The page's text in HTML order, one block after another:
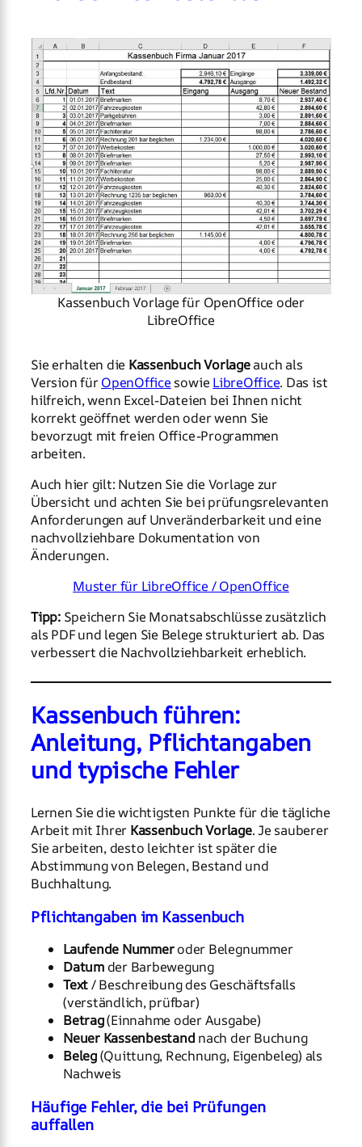
Kassenbuch Vorlage für OpenOffice oder
LibreOffice
Sie erhalten die Kassenbuch Vorlageauch als
Version fürOpenOffice sowie LibreOffice. Das ist
hilfreich, wenn Excel-Dateien bei Ihnen nicht
korrekt geöffnet werden oder wenn Sie
bevorzugt mit freien Office-Programmen
arbeiten.
Auch hier gilt: Nutzen Sie die Vorlage zur
Übersicht und achten Sie bei prüfungsrelevanten
Anforderungen auf Unveränderbarkeit und eine
nachvollziehbare Dokumentation von
Änderungen.
Muster für LibreOffice / OpenOffice
Tipp:Speichern Sie Monatsabschlüsse zusätzlich
als PDF und legen Sie Belege strukturiert ab. Das
verbessert die Nachvollziehbarkeit erheblich.
Kassenbuch führen:
Anleitung, Pflichtangaben
und typische Fehler
Lernen Sie die wichtigsten Punkte für die tägliche
Arbeit mit Ihrer Kassenbuch Vorlage. Je sauberer
Sie arbeiten, desto leichter ist später die
Abstimmung von Belegen, Bestand und
Buchhaltung.
Pflichtangaben im Kassenbuch
Laufende Nummeroder Belegnummer
Datumder Barbewegung
Text/ Beschreibung des Geschäftsfalls
(verständlich, prüfbar)
Betrag(Einnahme oder Ausgabe)
Neuer Kassenbestandnach der Buchung
Beleg(Quittung, Rechnung, Eigenbeleg) als
Nachweis
Häufige Fehler, die bei Prüfungen
auffallen